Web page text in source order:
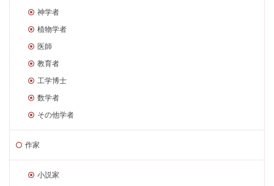
神学者
植物学者
医師
教育者
工学博士
数学者
その他学者
作家
小説家